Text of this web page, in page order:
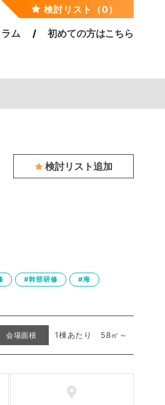
検討リスト（0）
ム 初めての方はこちら
検討リスト追加
#幹部研修 #海
会場面積 1棟あたり 58㎡～